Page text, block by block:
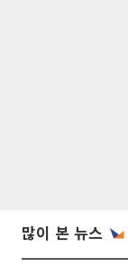
많이 본 뉴스